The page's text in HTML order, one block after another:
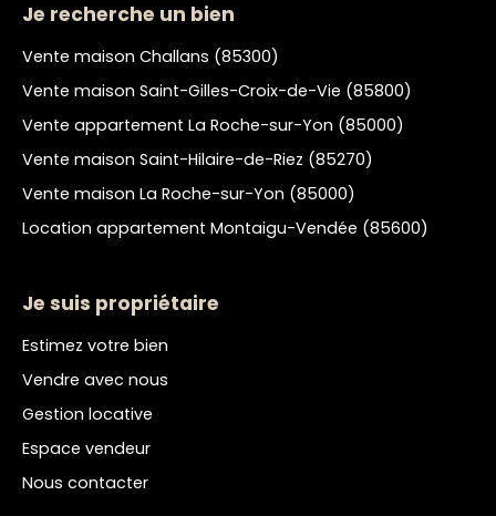
Je recherche un bien
Vente maison Challans (85300)
Vente maison Saint-Gilles-Croix-de-Vie (85800)
Vente appartement La Roche-sur-Yon (85000)
Vente maison Saint-Hilaire-de-Riez (85270)
Vente maison La Roche-sur-Yon (85000)
Location appartement Montaigu-Vendée (85600)
Je suis propriétaire
Estimez votre bien
Vendre avec nous
Gestion locative
Espace vendeur
Nous contacter